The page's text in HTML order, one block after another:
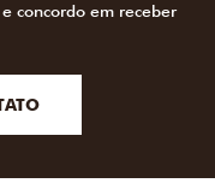
e concordo em receber